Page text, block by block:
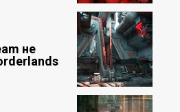
не